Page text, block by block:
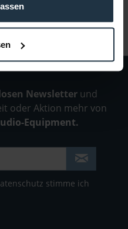
verfübar......mehr
Newsletter und
oder Aktion mehr von
Equipment.
stimme ich